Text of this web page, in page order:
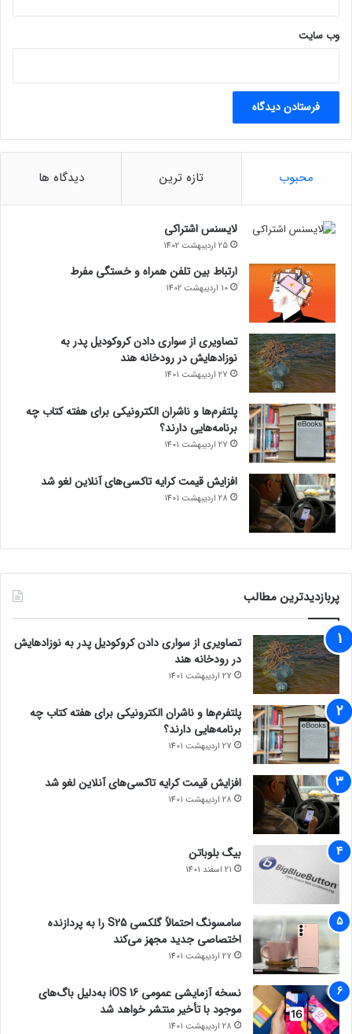
وب‌ سایت
محبوب تازه ترین دیدگاه ها
لایسنس اشتراکی
25 اردیبهشت 1402
ارتباط بین تلفن همراه و خستگی مفرط
10 اردیبهشت 1402
تصاویری از سواری دادن کروکودیل پدر به
نوزادهایش در رودخانه هند
27 اردیبهشت 1401
پلتفرم‌ها و ناشران الکترونیکی برای هفته کتاب چه
برنامه‌هایی دارند؟
27 اردیبهشت 1401
افزایش قیمت کرایه تاکسی‌های آنلاین لغو شد
28 اردیبهشت 1401
پربازدیدترین مطالب
تصاویری از سواری دادن کروکودیل پدر به نوزادهایش
در رودخانه هند
27 اردیبهشت 1401
پلتفرم‌ها و ناشران الکترونیکی برای هفته کتاب چه
برنامه‌هایی دارند؟
27 اردیبهشت 1401
افزایش قیمت کرایه تاکسی‌های آنلاین لغو شد
28 اردیبهشت 1401
بیگ بلوباتن
21 اسفند 1401
سامسونگ احتمالاً گلکسی S25 را به پردازنده
اختصاصی جدید مجهز می‌کند
27 اردیبهشت 1401
نسخه آزمایشی عمومی iOS 16 به‌دلیل باگ‌های
موجود با تأخیر منتشر خواهد شد
28 اردیبهشت 1401